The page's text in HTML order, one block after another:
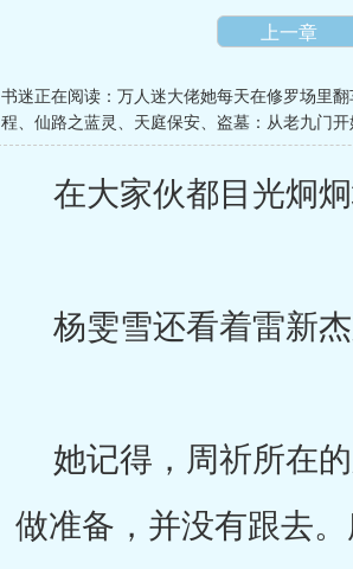
上一章
书迷正在阅读： 万人迷大佬她每天在修罗场里
程、 仙路之蓝灵、 天庭保安、 盗墓：从老九门
在大家伙都目光炯炯
杨雯雪还看着雷新杰
她记得，周祈所在
做准备，并没有跟去